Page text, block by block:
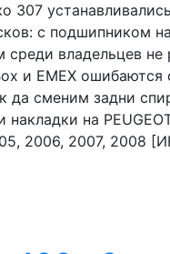
307
с подшипником
владельцев не
и EMEX
да сменим задни
накладки на
2006, 2007, 2008